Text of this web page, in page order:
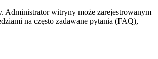
Administrator witryny może zarejestrowanym
na często zadawane pytania (FAQ),